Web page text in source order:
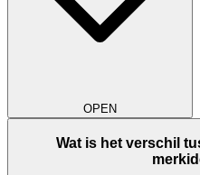
OPEN
Wat is het verschil